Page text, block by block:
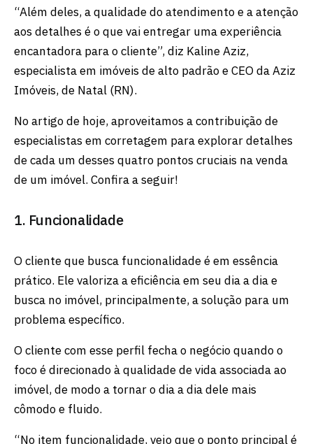
“Além deles, a qualidade do atendimento e a atenção
aos detalhes é o que vai entregar uma experiência
encantadora para o cliente”, diz Kaline Aziz,
especialista em imóveis de alto padrão e CEO da Aziz
Imóveis, de Natal (RN).
No artigo de hoje, aproveitamos a contribuição de
especialistas em corretagem para explorar detalhes
de cada um desses quatro pontos cruciais na venda
de um imóvel. Confira a seguir!
1. Funcionalidade
O cliente que busca funcionalidade é em essência
prático. Ele valoriza a eficiência em seu dia a dia e
busca no imóvel, principalmente, a solução para um
problema específico.
O cliente com esse perfil fecha o negócio quando o
foco é direcionado à qualidade de vida associada ao
imóvel, de modo a tornar o dia a dia dele mais
cômodo e fluido.
“No item funcionalidade, vejo que o ponto principal é